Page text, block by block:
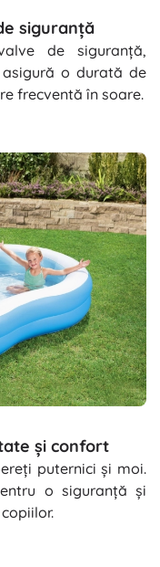
siguranță
de siguranță,
o durată de
frecventă în soare.
și confort
puternici și moi.
o siguranță și